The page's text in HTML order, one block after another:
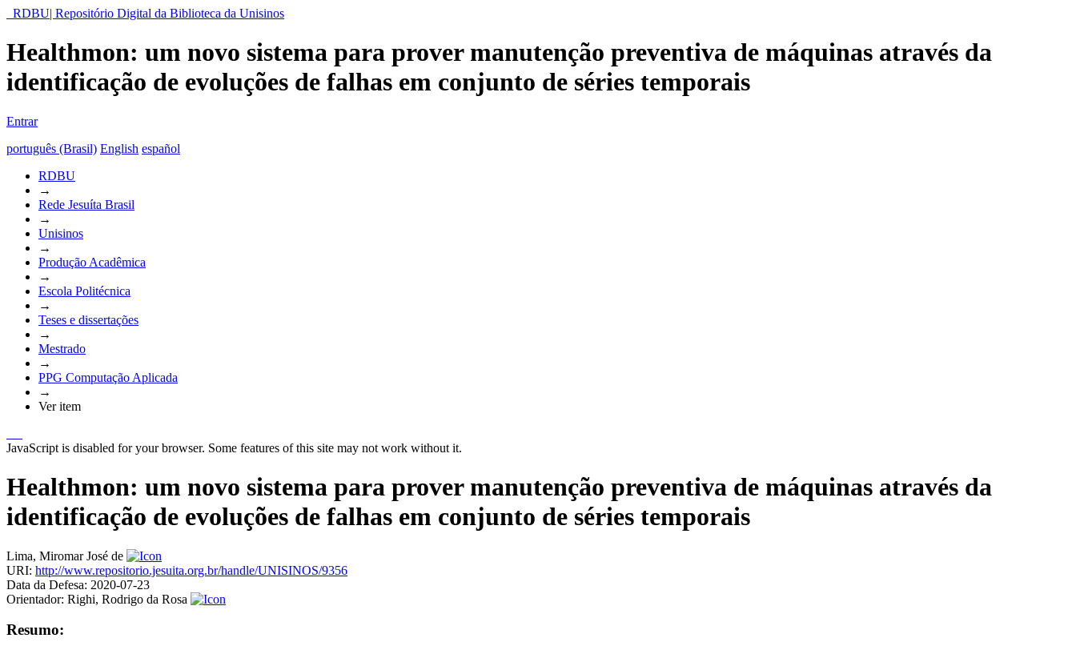
RDBU| Repositório Digital da Biblioteca da Unisinos
Healthmon: um novo sistema para prover manutenção preventiva de máquinas através da
identificação de evoluções de falhas em conjunto de séries temporais
Entrar
português (Brasil) English español
RDBU
→
Rede Jesuíta Brasil
→
Unisinos
→
Produção Acadêmica
→
Escola Politécnica
→
Teses e dissertações
→
Mestrado
→
PPG Computação Aplicada
→
Ver item
JavaScript is disabled for your browser. Some features of this site may not work without it.
Healthmon: um novo sistema para prover manutenção preventiva de máquinas através da
identificação de evoluções de falhas em conjunto de séries temporais
Lima, Miromar José de
URI: http://www.repositorio.jesuita.org.br/handle/UNISINOS/9356
Data da Defesa: 2020-07-23
Orientador: Righi, Rodrigo da Rosa
Resumo: